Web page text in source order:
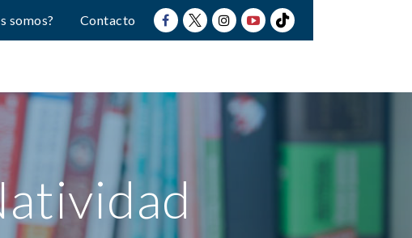
somos? Contacto